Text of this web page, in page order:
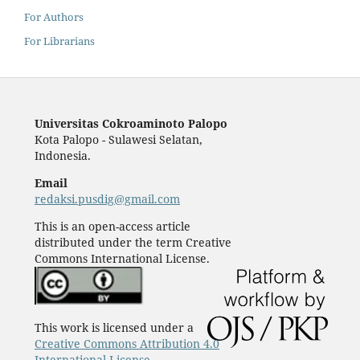
For Authors
For Librarians
Universitas Cokroaminoto Palopo
Kota Palopo - Sulawesi Selatan,
Indonesia.
Email
redaksi.pusdig@gmail.com
This is an open-access article
distributed under the term Creative
Commons International License.
This work is licensed under a
Creative Commons Attribution 4.0